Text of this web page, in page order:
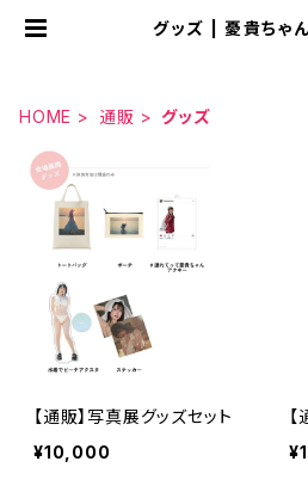
グッズ | 憂貴ちゃ
HOME 通販 グッズ
【通販】写真展グッズセット
¥10,000